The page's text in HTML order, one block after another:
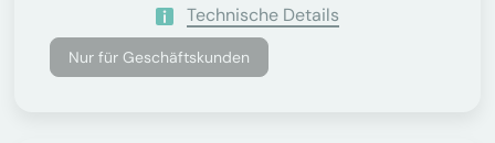
Technische Details
Nur für Geschäftskunden